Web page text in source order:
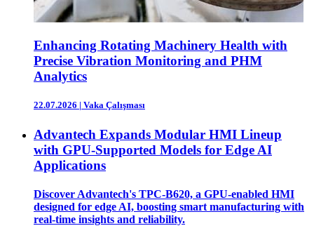
Enhancing Rotating Machinery Health with
Precise Vibration Monitoring and PHM
Analytics
22.07.2026 | Vaka Çalışması
Advantech Expands Modular HMI Lineup
with GPU-Supported Models for Edge AI
Applications
Discover Advantech's TPC-B620, a GPU-enabled HMI
designed for edge AI, boosting smart manufacturing with
real-time insights and reliability.